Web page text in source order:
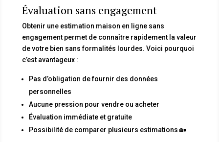
Évaluation sans engagement
Obtenir une estimation maison en ligne sans
engagement permet de connaître rapidement la valeur
de votre bien sans formalités lourdes. Voici pourquoi
c’est avantageux :
Pas d’obligation de fournir des données
personnelles
Aucune pression pour vendre ou acheter
Évaluation immédiate et gratuite
Possibilité de comparer plusieurs estimations 🏡